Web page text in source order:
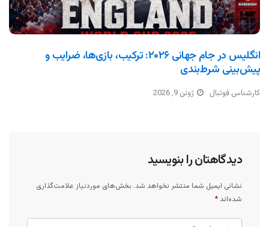
انگلیس در جام جهانی ۲۰۲۶: ترکیب، بازی‌ها، ضرایب و
پیش‌بینی شرط‌بندی
کارشناس فوتبال ژوئن 9, 2026
دیدگاهتان را بنویسید
نشانی ایمیل شما منتشر نخواهد شد. بخش‌های موردنیاز علامت‌گذاری
شده‌اند *